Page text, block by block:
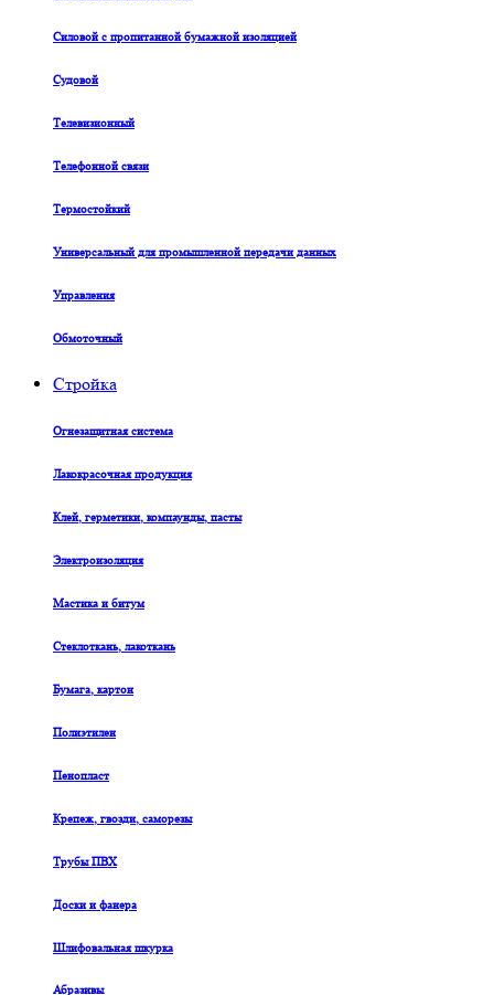
Силовой с пропитанной бумажной изоляцией
Судовой
Телевизионный
Телефонной связи
Термостойкий
Универсальный для промышленной передачи данных
Управления
Обмоточный
Стройка
Огнезащитная система
Лакокрасочная продукция
Клей, герметики, компаунды, пасты
Электроизоляция
Мастика и битум
Стеклоткань, лакоткань
Бумага, картон
Полиэтилен
Пенопласт
Крепеж, гвозди, саморезы
Трубы ПВХ
Доски и фанера
Шлифовальная шкурка
Абразивы